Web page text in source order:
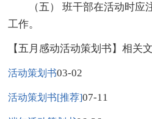
（五） 班干部在活动时应
工作。
【五月感动活动策划书】相关
活动策划书03-02
活动策划书[推荐]07-11